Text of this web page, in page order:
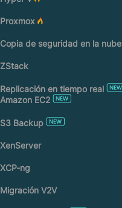
Proxmox
Copia de seguridad en la nube
ZStack
Replicación en tiempo real
Amazon EC2
S3 Backup
XenServer
XCP-ng
Migración V2V